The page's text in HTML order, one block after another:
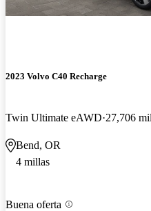
2023 Volvo C40 Recharge
Twin Ultimate eAWD 27,706
Bend, OR
4 millas
Buena oferta